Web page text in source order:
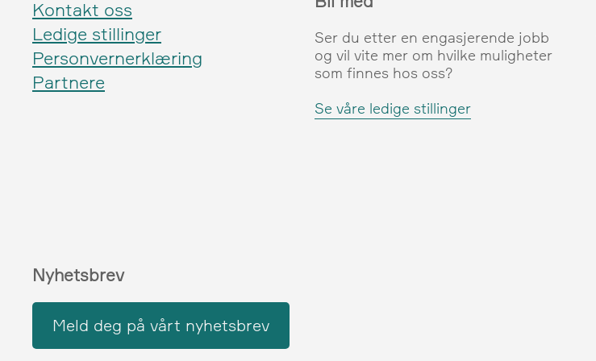
Kontakt oss
Ledige stillinger
Personvernerklæring
Partnere
Ser du etter en engasjerende jobb
og vil vite mer om hvilke muligheter
som finnes hos oss?
Se våre ledige stillinger
Nyhetsbrev
Meld deg på vårt nyhetsbrev